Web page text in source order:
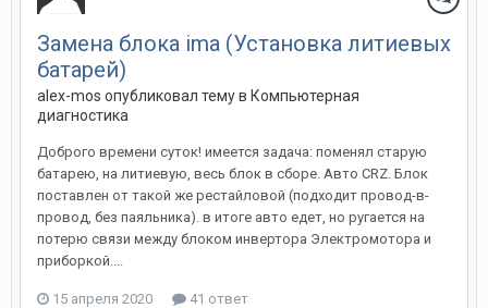
Замена блока ima (Установка литиевых
батарей)
alex-mos опубликовал тему в Компьютерная
диагностика
Доброго времени суток! имеется задача: поменял старую
батарею, на литиевую, весь блок в сборе. Авто CRZ. Блок
поставлен от такой же рестайловой (подходит провод-в-
провод, без паяльника). в итоге авто едет, но ругается на
потерю связи между блоком инвертора Электромотора и
приборкой....
15 апреля 2020 41 ответ